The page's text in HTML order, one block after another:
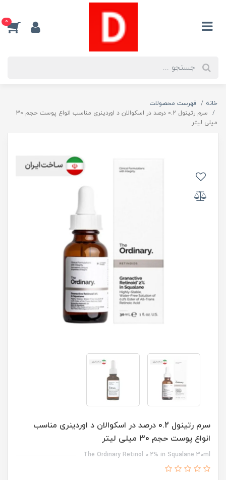
0
خانه
فهرست محصولات
سرم رتینول 0.2 درصد در اسکوالان د اوردینری مناسب انواع پوست حجم 30
میلی لیتر
سرم رتینول 0.2 درصد در اسکوالان د اوردینری مناسب
انواع پوست حجم 30 میلی لیتر
The Ordinary Retinol 0.2% in Squalane 30ml